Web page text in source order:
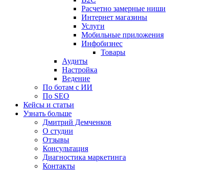
Расчетно замерные ниши
Интернет магазины
Услуги
Мобильные приложения
Инфобизнес
Товары
Аудиты
Настройка
Ведение
По ботам с ИИ
По SEO
Кейсы и статьи
Узнать больше
Дмитрий Демченков
О студии
Отзывы
Консультация
Диагностика маркетинга
Контакты